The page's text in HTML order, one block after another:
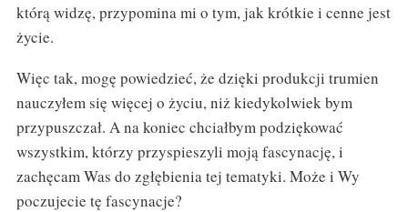
którą widzę, przypomina mi o tym, jak krótkie i cenne jest
życie.
Więc tak, mogę powiedzieć, że dzięki produkcji trumien
nauczyłem się więcej o życiu, niż kiedykolwiek bym
przypuszczał. A na koniec chciałbym podziękować
wszystkim, którzy przyspieszyli moją fascynację, i
zachęcam Was do zgłębienia tej tematyki. Może i Wy
poczujecie tę fascynacje?